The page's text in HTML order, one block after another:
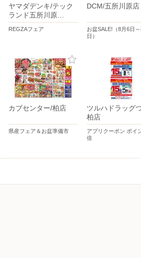
ヤマダデンキ/テック
ランド五所川原…
REGZAフェア
DCM/五所川原店
お盆SALE!（8月6日
日）
カブセンター/柏店
県産フェア＆お盆準備市
ツルハドラッグ
柏店
アプリクーポン ポイ
倍